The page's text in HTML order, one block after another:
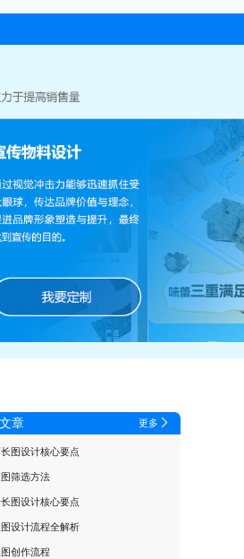
章 更多
图设计核心要点
筛选方法
图设计核心要点
设计流程全解析
创作流程